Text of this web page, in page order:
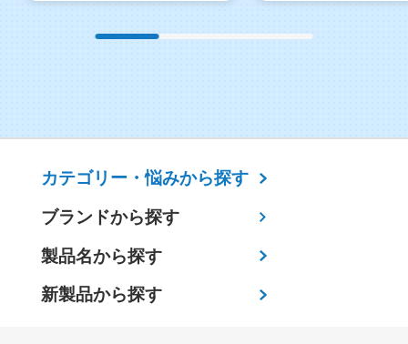
カテゴリー・悩みから探す
ブランドから探す
製品名から探す
新製品から探す